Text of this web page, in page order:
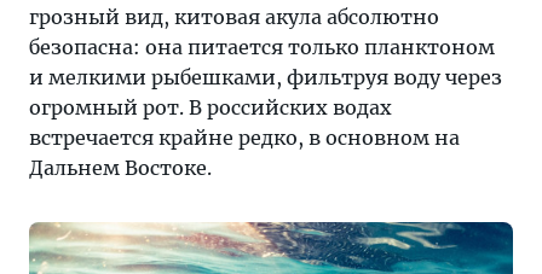
грозный вид, китовая акула абсолютно
безопасна: она питается только планктоном
и мелкими рыбешками, фильтруя воду через
огромный рот. В российских водах
встречается крайне редко, в основном на
Дальнем Востоке.